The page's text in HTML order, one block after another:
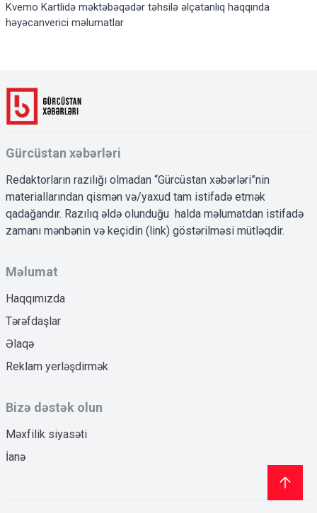
Kvemo Kartlidə məktəbəqədər təhsilə əlçatanlıq haqqında
həyəcanverici məlumatlar
Gürcüstan xəbərləri
Redaktorların razılığı olmadan “Gürcüstan xəbərləri”nin
materiallarından qismən və/yaxud tam istifadə etmək
qadağandır. Razılıq əldə olunduğu halda məlumatdan istifadə
zamanı mənbənin və keçidin (link) göstərilməsi mütləqdir.
Məlumat
Haqqımızda
Tərəfdaşlar
Əlaqə
Reklam yerləşdirmək
Bizə dəstək olun
Məxfilik siyasəti
İanə